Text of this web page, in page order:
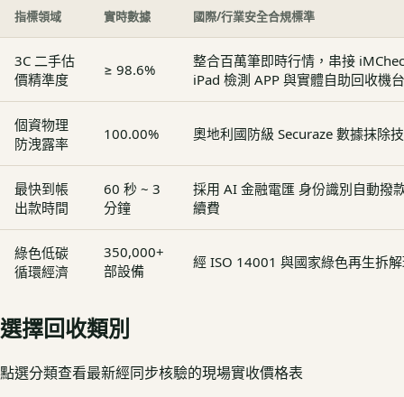
指標領域 實時數據 國際/行業安全合規標準
3C 二手估
價精準度
≥ 98.6%
整合百萬筆即時行情，串接
iPad 檢測 APP 與實體自助回收機台
個資物理
防洩露率
100.00% 奧地利國防級 Securaze 數據抹除
最快到帳
出款時間
60 秒 ~ 3
分鐘
採用 AI 金融電匯 身份識別自動撥
續費
綠色低碳
循環經濟
350,000+
部設備
經 ISO 14001 與國家綠色再生拆
選擇回收類別
點選分類查看最新經同步核驗的現場實收價格表